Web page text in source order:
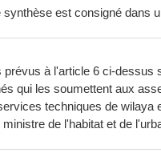
synthèse est consigné dans
prévus à l'article 6 ci-dessus
qui les soumettent aux
techniques de wilaya
de l'habitat et de